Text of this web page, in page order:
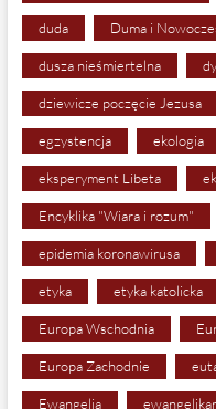
duda Duma i
dusza nieśmiertelna
dziewicze poczęcie Jezusa
egzystencja ekologia
eksperyment Libeta
Encyklika "Wiara i rozum"
epidemia koronawirusa
etyka etyka katolicka
Europa Wschodnia
Europa Zachodnie
Ewangelia